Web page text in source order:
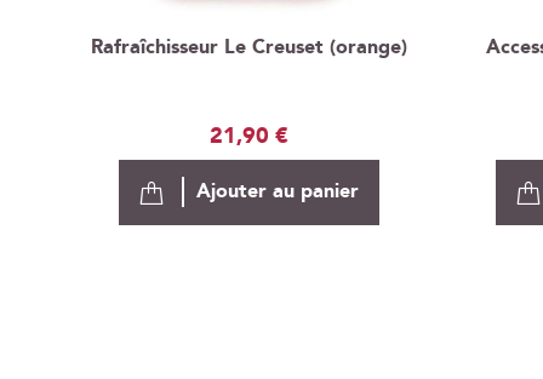
Rafraîchisseur Le Creuset (orange)
21,90 €
Ajouter au panier